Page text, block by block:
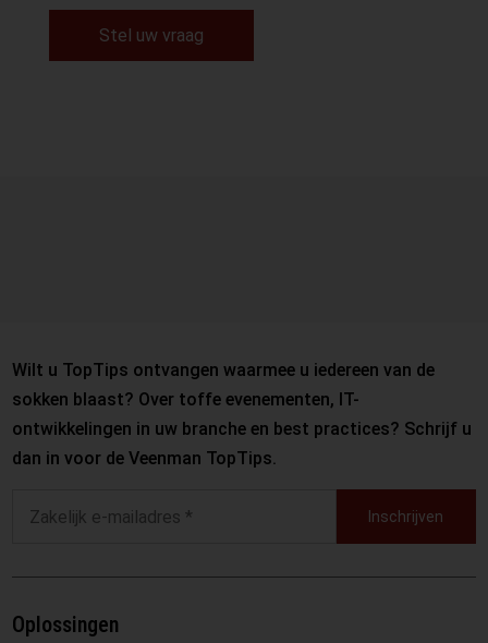
Stel uw vraag
Wilt u TopTips ontvangen waarmee u iedereen van de
sokken blaast? Over toffe evenementen, IT-
ontwikkelingen in uw branche en best practices? Schrijf u
dan in voor de Veenman TopTips.
Inschrijven
Oplossingen